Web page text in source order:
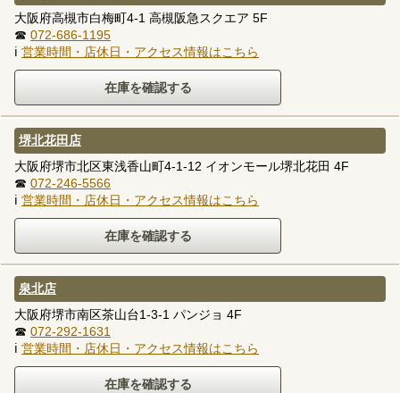
大阪府高槻市白梅町4-1 高槻阪急スクエア 5F
☎ 072-686-1195
ℹ 営業時間・店休日・アクセス情報はこちら
堺北花田店
大阪府堺市北区東浅香山町4-1-12 イオンモール堺北花田 4F
☎ 072-246-5566
ℹ 営業時間・店休日・アクセス情報はこちら
泉北店
大阪府堺市南区茶山台1-3-1 パンジョ 4F
☎ 072-292-1631
ℹ 営業時間・店休日・アクセス情報はこちら